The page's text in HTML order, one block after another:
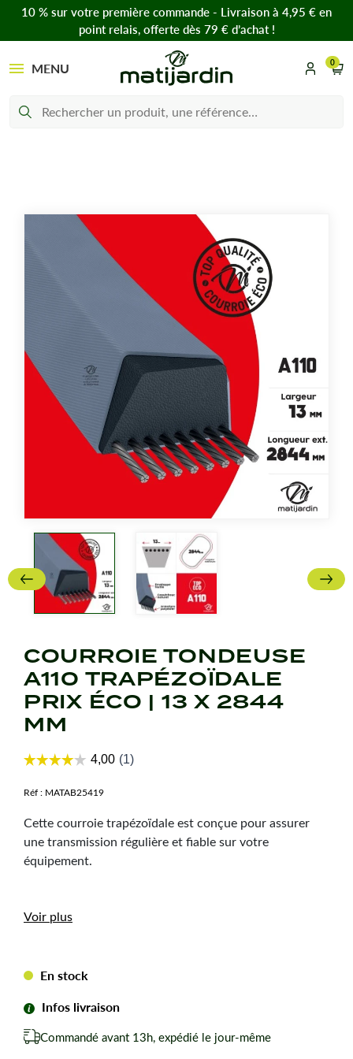
10 % sur votre première commande - Livraison à 4,95 € en
point relais, offerte dès 79 € d’achat !
MENU 0
COURROIE TONDEUSE
A110 TRAPÉZOÏDALE
PRIX ÉCO | 13 X 2844
MM
Réf : MATAB25419
Cette courroie trapézoïdale est conçue pour assurer
une transmission régulière et fiable sur votre
équipement.
Caractéristiques
Dimension :
Forme de courroie :
Voir plus
En stock
Infos livraison
Commandé avant 13h, expédié le jour-même